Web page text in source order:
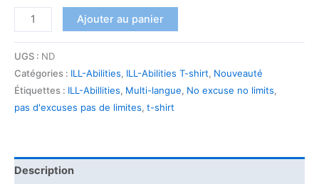
Ajouter au panier
UGS : ND
Catégories : ILL-Abilities, ILL-Abilities T-shirt, Nouveauté
Étiquettes : ILL-Abillities, Multi-langue, No excuse no limits,
pas d'excuses pas de limites, t-shirt
Description